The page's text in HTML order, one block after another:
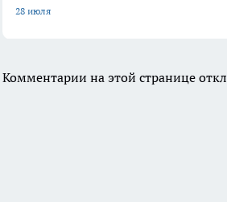
28 июля
Комментарии на этой странице